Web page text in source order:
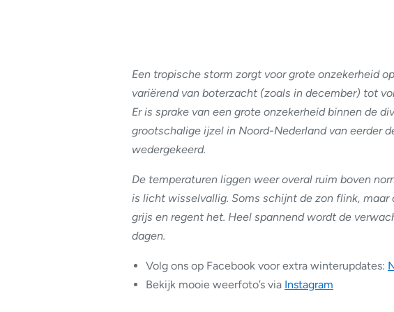
Een tropische storm zorgt voor grote onzekerheid
variërend van boterzacht (zoals in december) tot
Er is sprake van een grote onzekerheid binnen de
grootschalige ijzel in Noord-Nederland van eerder
wedergekeerd.
De temperaturen liggen weer overal ruim boven
is licht wisselvallig. Soms schijnt de zon flink,
grijs en regent het. Heel spannend wordt de
dagen.
Volg ons op Facebook voor extra winterupdates:
Bekijk mooie weerfoto’s via Instagram